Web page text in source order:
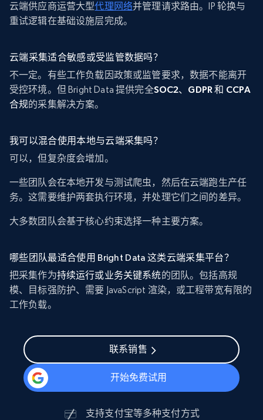
云端供应商运营大型代理网络并管理请求路由。IP 轮换与
重试逻辑在基础设施层完成。
云端采集适合敏感或受监管数据吗？
不一定。有些工作负载因政策或监管要求，数据不能离开
受控环境。但 Bright Data 提供完全SOC2、GDPR 和 CCPA
合规的采集解决方案。
我可以混合使用本地与云端采集吗？
可以，但复杂度会增加。
一些团队会在本地开发与测试爬虫，然后在云端跑生产任
务。这需要维护两套执行环境，并处理它们之间的差异。
大多数团队会基于核心约束选择一种主要方案。
哪些团队最适合使用 Bright Data 这类云端采集平台？
把采集作为持续运行或业务关键系统的团队。包括高规
模、目标强防护、需要 JavaScript 渲染，或工程带宽有限的
工作负载。
联系销售
开始免费试用
支持支付宝等多种支付方式